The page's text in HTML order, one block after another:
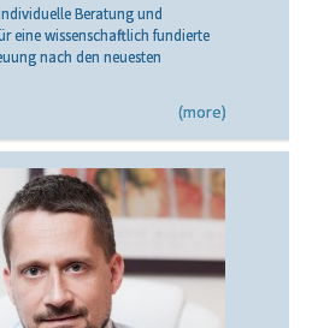
Beratung und
eine wissenschaftlich fundierte
nach den neuesten
(more)